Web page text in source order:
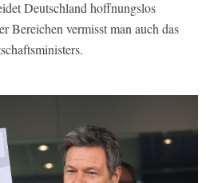
Deutschland hoffnungslos
Bereichen vermisst man auch das